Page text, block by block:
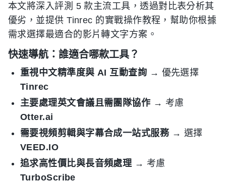
本文將深入評測 5 款主流工具，透過對比表分析其
優劣，並提供 Tinrec 的實戰操作教程，幫助你根據
需求選擇最適合的影片轉文字方案。
快速導航：誰適合哪款工具？
重視中文精準度與 AI 互動查詢 → 優先選擇
Tinrec
主要處理英文會議且需團隊協作 → 考慮
Otter.ai
需要視頻剪輯與字幕合成一站式服務→ 選擇
VEED.IO
追求高性價比與長音頻處理→ 考慮
TurboScribe